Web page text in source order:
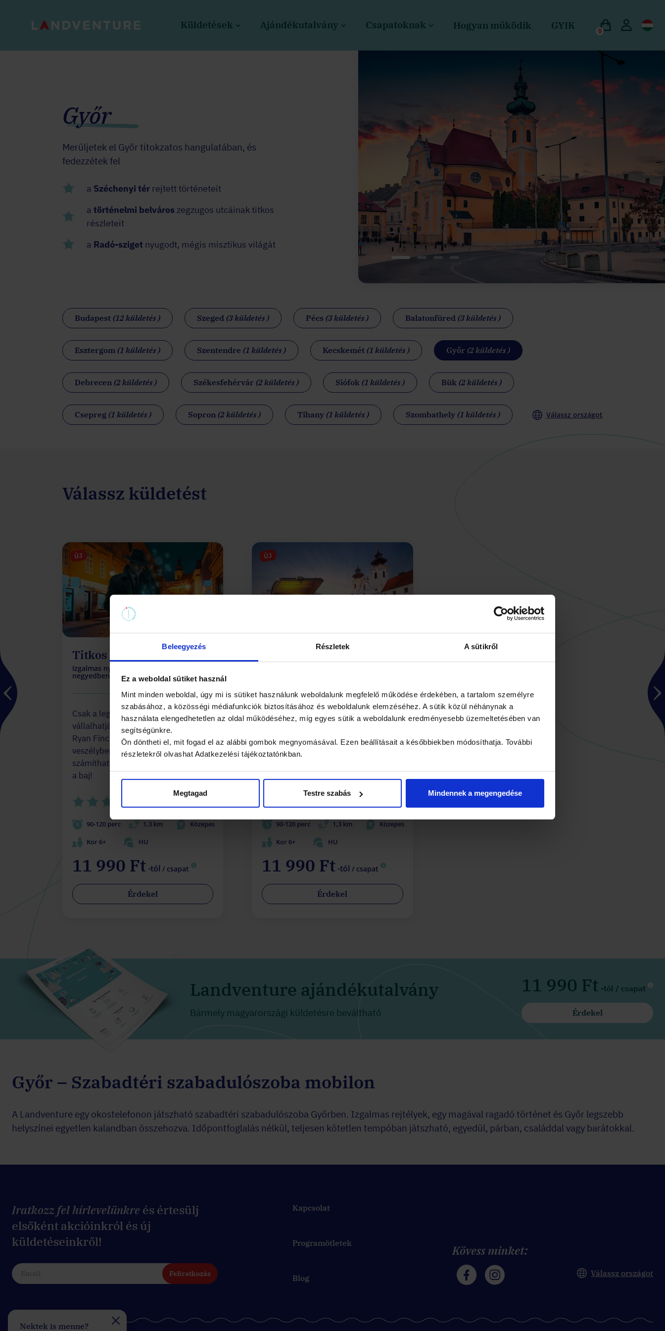
Beleegyezés Részletek A sütikről
Ez a weboldal sütiket használ
Mint minden weboldal, úgy mi is sütiket használunk weboldalunk megfelelő működése érdekében, a tartalom személyre
szabásához, a közösségi médiafunkciók biztosításához és weboldalunk elemzéséhez. A sütik közül néhánynak a
használata elengedhetetlen az oldal működéséhez, míg egyes sütik a weboldalunk eredményesebb üzemeltetésében van
segítségünkre.
Ön döntheti el, mit fogad el az alábbi gombok megnyomásával. Ezen beállításait a későbbiekben módosíthatja. További
részletekről olvashat Adatkezelési tájékoztatónkban.
Megtagad Testre szabás Mindennek a megengedése
Küldetések Ajándékutalvány Csapatoknak Hogyan működik GYIK 0
Győr
Merüljetek el Győr titokzatos hangulatában, és
fedezzétek fel
a Széchenyi tér rejtett történeteit
a történelmi belváros zegzugos utcáinak titkos
részleteit
a Radó-sziget nyugodt, mégis misztikus világát
Budapest (12 küldetés ) Szeged (3 küldetés ) Pécs (3 küldetés ) Balatonfüred (3 küldetés )
Esztergom (1 küldetés ) Szentendre (1 küldetés ) Kecskemét (1 küldetés ) Győr (2 küldetés )
Debrecen (2 küldetés ) Székesfehérvár (2 küldetés ) Siófok (1 küldetés ) Bük (2 küldetés )
Csepreg (1 küldetés ) Sopron (2 küldetés ) Tihany (1 küldetés ) Szombathely (1 küldetés ) Válassz országot
Válassz küldetést
ÚJ
Titkos akció
Izgalmas nyomozás a történelmi
negyedben
Csak a legprofibb nyomozók
vállalhatják ezt a küldetést!
Ryan Finch ügynök most komoly
veszélyben van, és kizárólag rátok
számíthat: ami jól mutatja, mekkora
a baj!
90-120 perc 1,3 km
Közepes
Kor 6+
HU
11 990 Ft-tól / csapat
Érdekel
ÚJ
Oldjátok meg Edward Mallory
különös próbáit, és szerezzétek meg
Kaland, logika és felfedezés vár rátok
minden sarkon.
90-120 perc 1,3 km
Közepes
Kor 6+
HU
11 990 Ft-tól / csapat
Érdekel
Landventure ajándékutalvány
Bármely magyarországi küldetésre beváltható
11 990 Ft -tól / csapat
Érdekel
Győr – Szabadtéri szabadulószoba mobilon
A Landventure egy okostelefonon játszható szabadtéri szabadulószoba Győrben. Izgalmas rejtélyek, egy magával ragadó történet és Győr legszebb
helyszínei egyetlen kalandban összehozva. Időpontfoglalás nélkül, teljesen kötetlen tempóban játszható, egyedül, párban, családdal vagy barátokkal.
Iratkozz fel hírlevelünkre és értesülj
elsőként akcióinkról és új
küldetéseinkről!
Feliratkozás
Kapcsolat
Programötletek
Blog
Kövess minket:
Válassz országot
Nektek is menne?